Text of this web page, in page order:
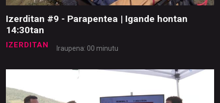
Izerditan #9 - Parapentea | Igande hontan
14:30tan
IZERDITAN Iraupena: 00 minutu